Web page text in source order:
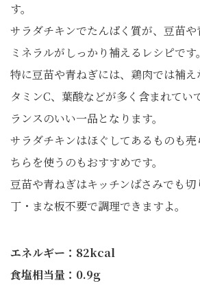
す。
サラダチキンでたんぱく質が、豆苗や
ミネラルがしっかり補えるレシピです。
特に豆苗や青ねぎには、鶏肉では補
タミンC、葉酸などが多く含まれてい
ランスのいい一品となります。
サラダチキンはほぐしてあるものも
ちらを使うのもおすすめです。
豆苗や青ねぎはキッチンばさみでも
丁・まな板不要で調理できますよ。
エネルギー：82kcal
食塩相当量：0.9g